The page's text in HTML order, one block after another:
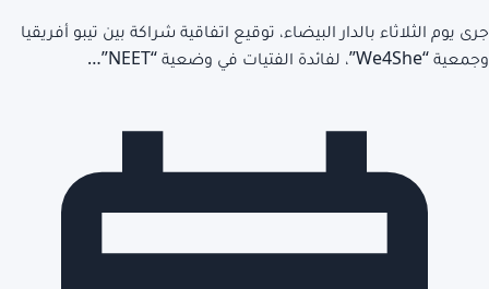
جرى يوم الثلاثاء بالدار البيضاء، توقيع اتفاقية شراكة بين تيبو أفريقيا
وجمعية “We4She”، لفائدة الفتيات في وضعية “NEET”…